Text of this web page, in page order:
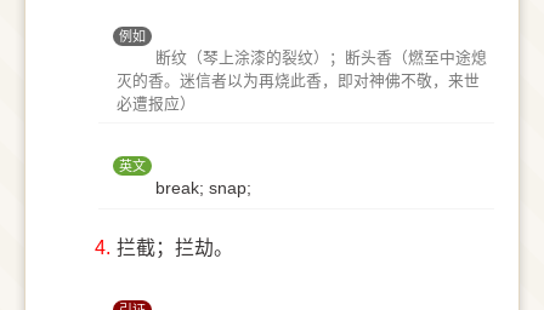
例如
断纹（琴上涂漆的裂纹）；断头香（燃至中途熄
灭的香。迷信者以为再烧此香，即对神佛不敬，来世
必遭报应）
英文
break; snap;
4. 拦截；拦劫。